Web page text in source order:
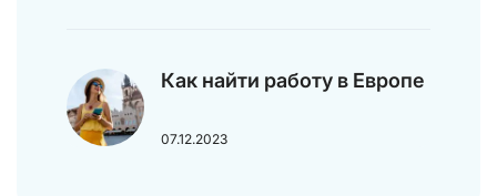
Как найти работу в Европе
07.12.2023